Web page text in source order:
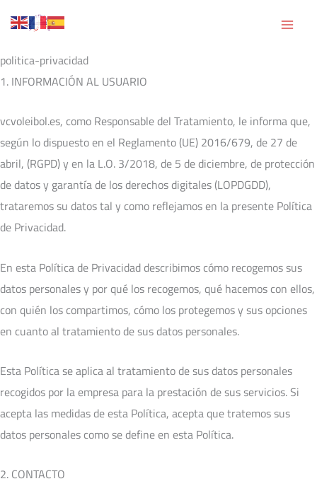
contenido
politica-privacidad
1. INFORMACIÓN AL USUARIO
vcvoleibol.es, como Responsable del Tratamiento, le informa que,
según lo dispuesto en el Reglamento (UE) 2016/679, de 27 de
abril, (RGPD) y en la L.O. 3/2018, de 5 de diciembre, de protección
de datos y garantía de los derechos digitales (LOPDGDD),
trataremos su datos tal y como reflejamos en la presente Política
de Privacidad.
En esta Política de Privacidad describimos cómo recogemos sus
datos personales y por qué los recogemos, qué hacemos con ellos,
con quién los compartimos, cómo los protegemos y sus opciones
en cuanto al tratamiento de sus datos personales.
Esta Política se aplica al tratamiento de sus datos personales
recogidos por la empresa para la prestación de sus servicios. Si
acepta las medidas de esta Política, acepta que tratemos sus
datos personales como se define en esta Política.
2. CONTACTO